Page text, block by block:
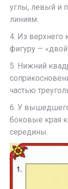
углы, левый и
линиям.
4. Из верхнего
фигуру —
5. Нижний
частью
6. У вышедшего
боковые края
середины.